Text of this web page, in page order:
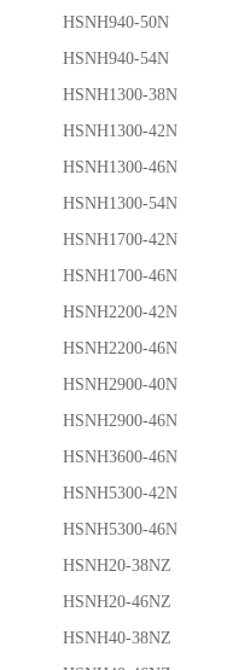
HSNH940-50N
HSNH940-54N
HSNH1300-38N
HSNH1300-42N
HSNH1300-46N
HSNH1300-54N
HSNH1700-42N
HSNH1700-46N
HSNH2200-42N
HSNH2200-46N
HSNH2900-40N
HSNH2900-46N
HSNH3600-46N
HSNH5300-42N
HSNH5300-46N
HSNH20-38NZ
HSNH20-46NZ
HSNH40-38NZ